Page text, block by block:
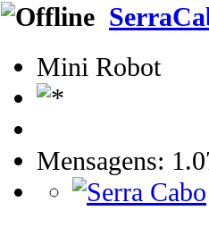
Mini Robot
Mensagens: